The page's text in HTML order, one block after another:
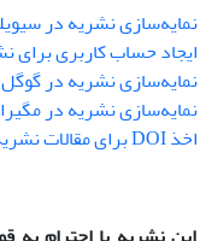
نمایه‌سازی نشریه در
ایجاد حساب کاربری برای
نمایه‌سازی نشریه در
نمایه‌سازی نشریه در
اخذ DOI برای مقالات نشریه